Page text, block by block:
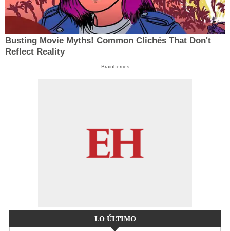
Busting Movie Myths! Common Clichés That Don't
Reflect Reality
Brainberries
LO ÚLTIMO